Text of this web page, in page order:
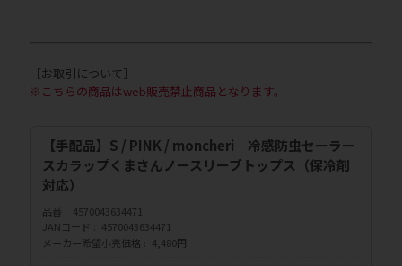
［お取引について］
※こちらの商品はweb販売禁止商品となります。
【手配品】S / PINK / moncheri 冷感防虫セーラー
スカラップくまさんノースリーブトップス（保冷剤
対応）
品番
4570043634471
JANコード
4570043634471
メーカー希望小売価格
4,480円